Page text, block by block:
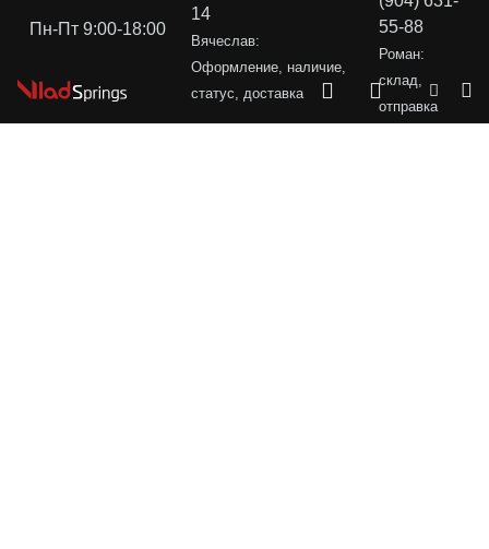
Пн-Пт 9:00-18:00
14
Вячеслав:
Оформление, наличие,
статус, доставка
55-88
Роман:
склад,
отправка